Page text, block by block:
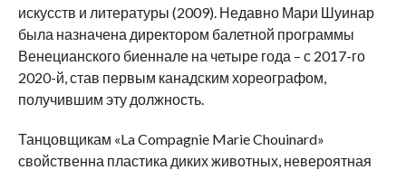
искусств и литературы (2009). Недавно Мари Шуинар
была назначена директором балетной программы
Венецианского биеннале на четыре года – с 2017-го
2020-й, став первым канадским хореографом,
получившим эту должность.
Танцовщикам «La Compagnie Marie Chouinard»
свойственна пластика диких животных, невероятная